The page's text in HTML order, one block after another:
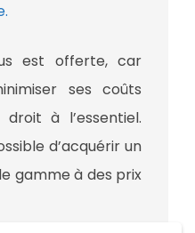
est offerte, car
ses coûts
droit à l’essentiel.
d’acquérir un
gamme à des prix